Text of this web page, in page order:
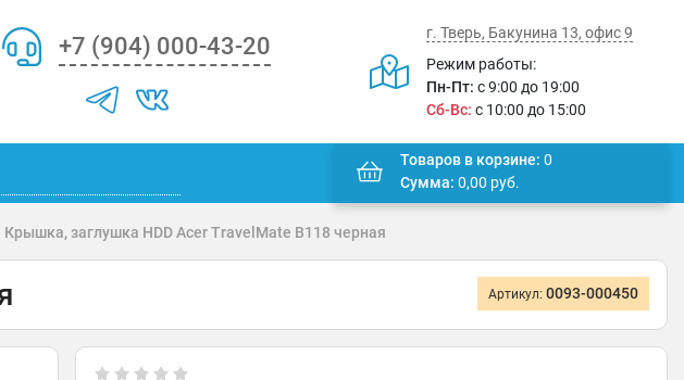
+7 (904) 000-43-20
г. Тверь, Бакунина 13, офис 9
Режим работы:
Пн-Пт: с 9:00 до 19:00
Сб-Вс: с 10:00 до 15:00
Товаров в корзине: 0
Сумма: 0,00 руб.
Крышка, заглушка HDD Acer TravelMate B118 черная
Артикул: 0093-000450